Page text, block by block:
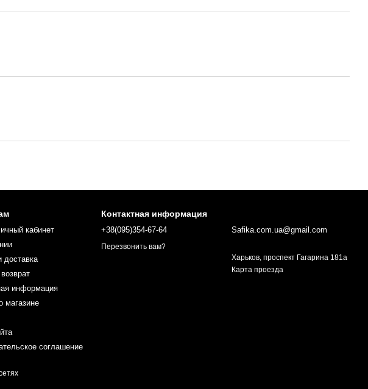
кабинет
доставка
информация
магазине
соглашение
Контактная информация
+38(095)354-67-64
Перезвонить вам?
Safika.com.ua@gmail.com
Харьков, проспект Гагарина 181а
Карта проезда